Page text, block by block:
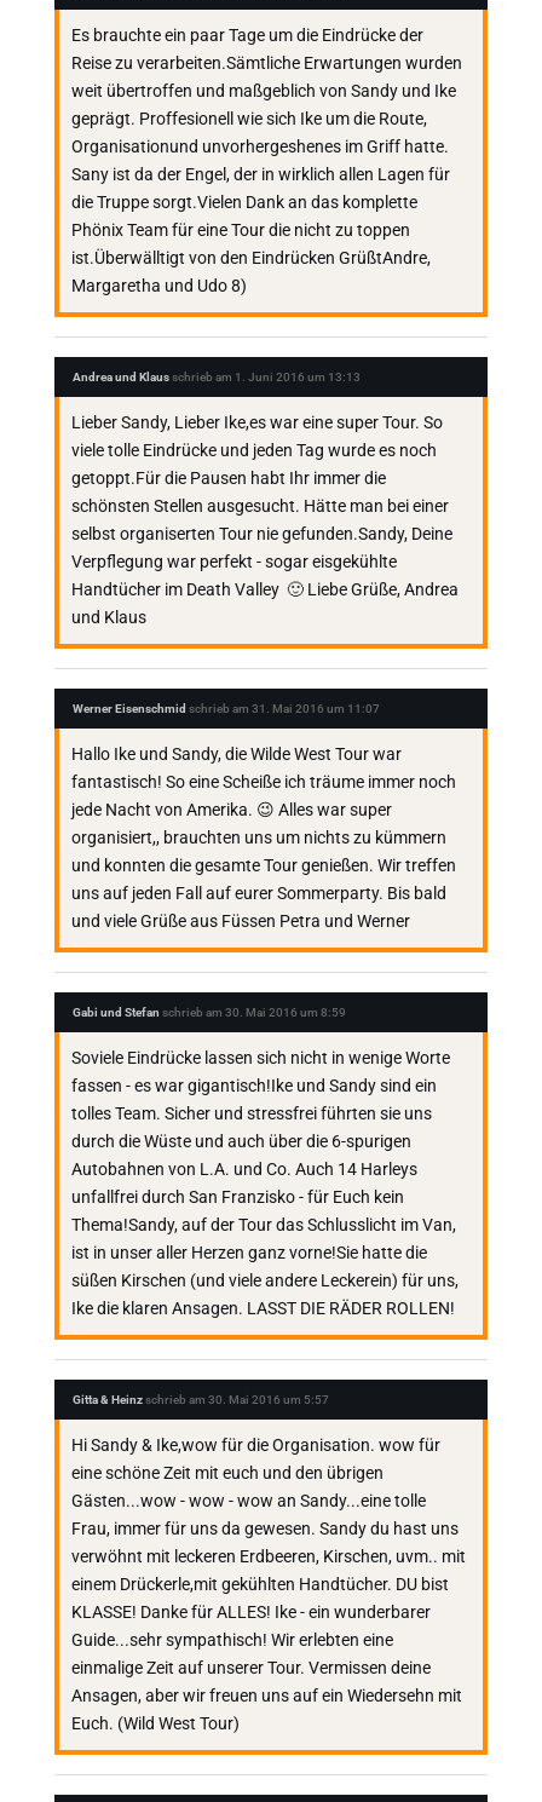
Es brauchte ein paar Tage um die Eindrücke der
Reise zu verarbeiten.Sämtliche Erwartungen wurden
weit übertroffen und maßgeblich von Sandy und Ike
geprägt. Proffesionell wie sich Ike um die Route,
Organisationund unvorhergeshenes im Griff hatte.
Sany ist da der Engel, der in wirklich allen Lagen für
die Truppe sorgt.Vielen Dank an das komplette
Phönix Team für eine Tour die nicht zu toppen
ist.Überwälltigt von den Eindrücken GrüßtAndre,
Margaretha und Udo 8)
Andrea und Klausschrieb am 1. Juni 2016 um 13:13
Lieber Sandy, Lieber Ike,es war eine super Tour. So
viele tolle Eindrücke und jeden Tag wurde es noch
getoppt.Für die Pausen habt Ihr immer die
schönsten Stellen ausgesucht. Hätte man bei einer
selbst organiserten Tour nie gefunden.Sandy, Deine
Verpflegung war perfekt - sogar eisgekühlte
Handtücher im Death Valley 🙂 Liebe Grüße, Andrea
und Klaus
Werner Eisenschmid schrieb am 31. Mai 2016 um 11:07
Hallo Ike und Sandy, die Wilde West Tour war
fantastisch! So eine Scheiße ich träume immer noch
jede Nacht von Amerika. 😉 Alles war super
organisiert,, brauchten uns um nichts zu kümmern
und konnten die gesamte Tour genießen. Wir treffen
uns auf jeden Fall auf eurer Sommerparty. Bis bald
und viele Grüße aus Füssen Petra und Werner
Gabi und Stefan schrieb am 30. Mai 2016 um 8:59
Soviele Eindrücke lassen sich nicht in wenige Worte
fassen - es war gigantisch!Ike und Sandy sind ein
tolles Team. Sicher und stressfrei führten sie uns
durch die Wüste und auch über die 6-spurigen
Autobahnen von L.A. und Co. Auch 14 Harleys
unfallfrei durch San Franzisko - für Euch kein
Thema!Sandy, auf der Tour das Schlusslicht im Van,
ist in unser aller Herzen ganz vorne!Sie hatte die
süßen Kirschen (und viele andere Leckerein) für uns,
Ike die klaren Ansagen. LASST DIE RÄDER ROLLEN!
Gitta & Heinzschrieb am 30. Mai 2016 um 5:57
Hi Sandy & Ike,wow für die Organisation. wow für
eine schöne Zeit mit euch und den übrigen
Gästen...wow - wow - wow an Sandy...eine tolle
Frau, immer für uns da gewesen. Sandy du hast uns
verwöhnt mit leckeren Erdbeeren, Kirschen, uvm.. mit
einem Drückerle,mit gekühlten Handtücher. DU bist
KLASSE! Danke für ALLES! Ike - ein wunderbarer
Guide...sehr sympathisch! Wir erlebten eine
einmalige Zeit auf unserer Tour. Vermissen deine
Ansagen, aber wir freuen uns auf ein Wiedersehn mit
Euch. (Wild West Tour)